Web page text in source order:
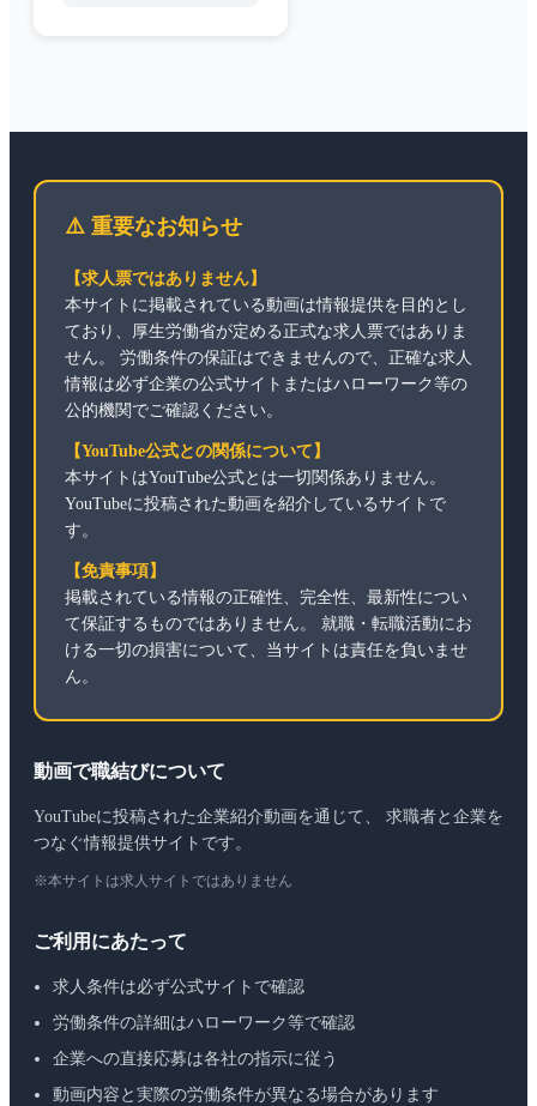
⚠️ 重要なお知らせ
【求人票ではありません】
本サイトに掲載されている動画は情報提供を目的とし
ており、厚生労働省が定める正式な求人票ではありま
せん。 労働条件の保証はできませんので、正確な求人
情報は必ず企業の公式サイトまたはハローワーク等の
公的機関でご確認ください。
【YouTube公式との関係について】
本サイトはYouTube公式とは一切関係ありません。
YouTubeに投稿された動画を紹介しているサイトで
す。
【免責事項】
掲載されている情報の正確性、完全性、最新性につい
て保証するものではありません。 就職・転職活動にお
ける一切の損害について、当サイトは責任を負いませ
ん。
動画で職結びについて
YouTubeに投稿された企業紹介動画を通じて、 求職者と企業を
つなぐ情報提供サイトです。
※本サイトは求人サイトではありません
ご利用にあたって
求人条件は必ず公式サイトで確認
労働条件の詳細はハローワーク等で確認
企業への直接応募は各社の指示に従う
動画内容と実際の労働条件が異なる場合があります